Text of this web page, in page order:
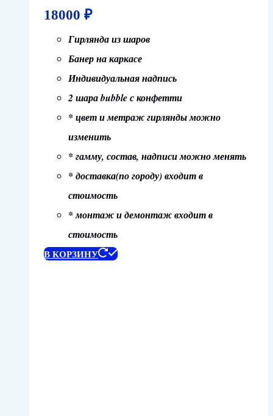
18000 ₽
Гирлянда из шаров
Банер на каркасе
Индивидуальная надпись
2 шара bubble с конфетти
* цвет и метраж гирлянды можно
изменить
* гамму, состав, надписи можно менять
* доставка(по городу) входит в
стоимость
* монтаж и демонтаж входит в
стоимость
В КОРЗИНУ